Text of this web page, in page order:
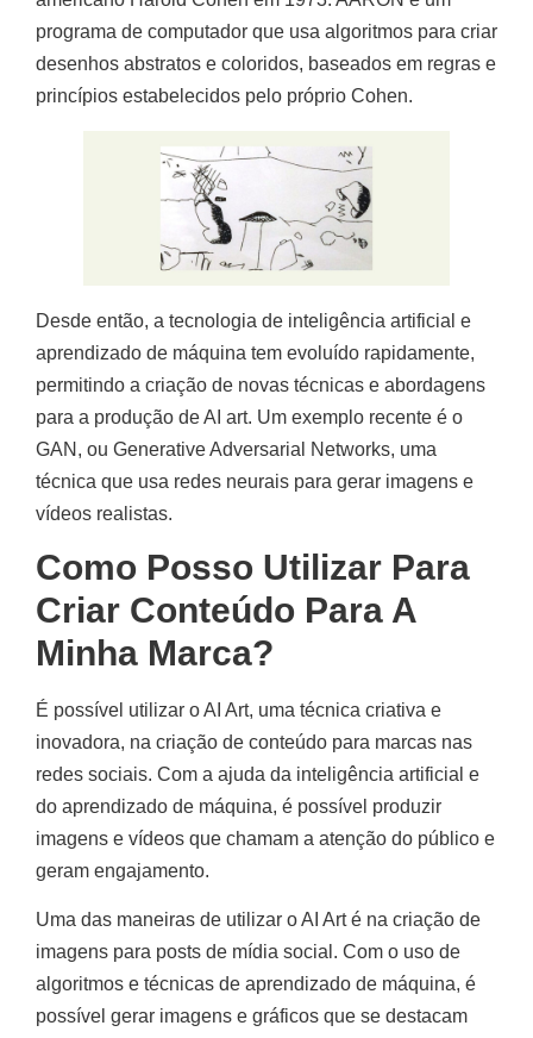
programa de computador que usa algoritmos para criar
desenhos abstratos e coloridos, baseados em regras e
princípios estabelecidos pelo próprio Cohen.
Desde então, a tecnologia de inteligência artificial e
aprendizado de máquina tem evoluído rapidamente,
permitindo a criação de novas técnicas e abordagens
para a produção de AI art. Um exemplo recente é o
GAN, ou Generative Adversarial Networks, uma
técnica que usa redes neurais para gerar imagens e
vídeos realistas.
Como Posso Utilizar Para
Criar Conteúdo Para A
Minha Marca?
É possível utilizar o AI Art, uma técnica criativa e
inovadora, na criação de conteúdo para marcas nas
redes sociais. Com a ajuda da inteligência artificial e
do aprendizado de máquina, é possível produzir
imagens e vídeos que chamam a atenção do público e
geram engajamento.
Uma das maneiras de utilizar o AI Art é na criação de
imagens para posts de mídia social. Com o uso de
algoritmos e técnicas de aprendizado de máquina, é
possível gerar imagens e gráficos que se destacam